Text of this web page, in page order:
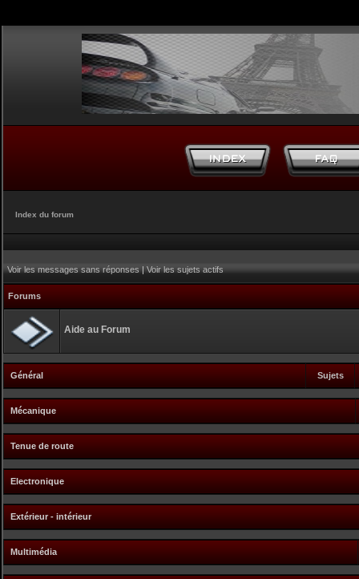
Index du forum
Voir les messages sans réponses|Voir les sujets actifs
Forums
Aide au Forum
Général Sujets
Mécanique
Tenue de route
Electronique
Extérieur - intérieur
Multimédia